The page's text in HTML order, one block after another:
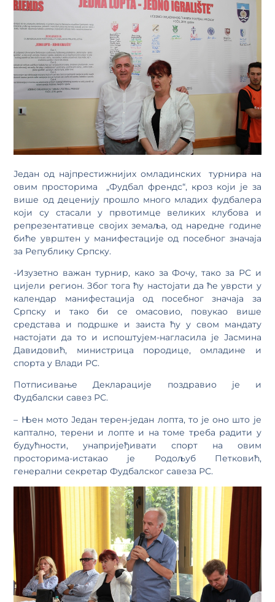
Један од најпрестижнијих омладинских турнира на
овим просторима „Фудбал френдс“, кроз који је за
више од деценију прошло много младих фудбалера
који су стасали у првотимце великих клубова и
репрезентативце својих земаља, од наредне године
биће уврштен у манифестације од посебног значаја
за Републику Српску.
-Изузетно важан турнир, како за Фочу, тако за РС и
цијели регион. Због тога ћу настојати да ће уврсти у
календар манифестација од посебног значаја за
Српску и тако би се омасовио, повукао више
средстава и подршке и заиста ћу у свом мандату
настојати да то и испоштујем-нагласила је Јасмина
Давидовић, министрица породице, омладине и
спорта у Влади РС.
Потписивање Декларације поздравио је и
Фудбалски савез РС.
– Њен мото Један терен-један лопта, то је оно што је
каптално, терени и лопте и на томе треба радити у
будућности, унапријеђивати спорт на овим
просторима-истакао је Родољуб Петковић,
генерални секретар Фудбалског савеза РС.